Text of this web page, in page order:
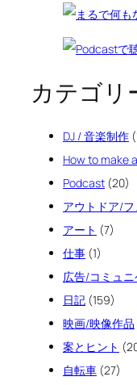
カテゴリ
DJ / 音楽制作
How to make
Podcast (20)
アウトドア/フ
アート (7)
仕事 (1)
広告/コミュ
日記 (159)
映画/映像作品
案とヒント
自転車 (27)